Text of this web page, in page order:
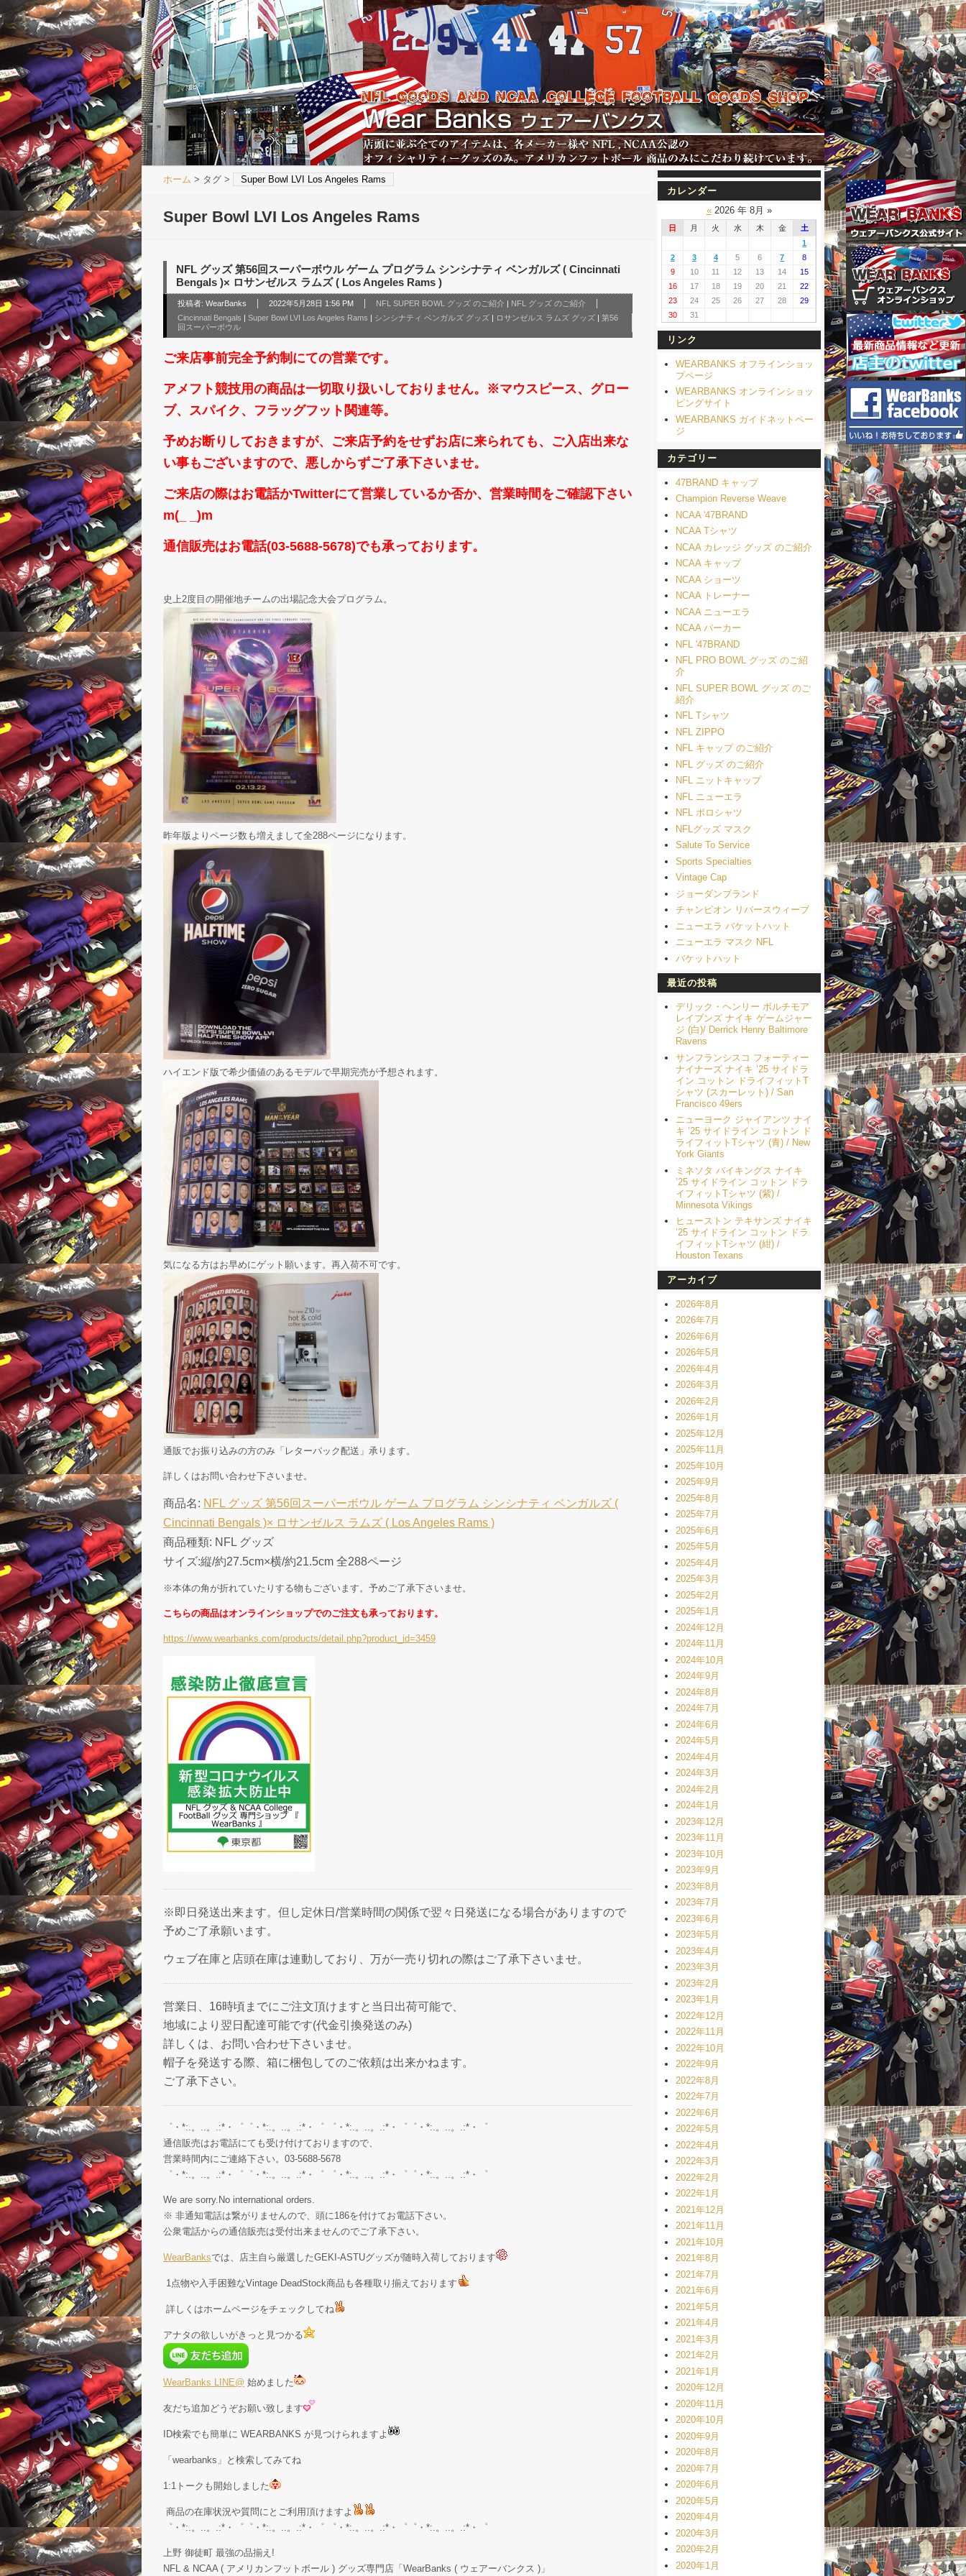
ホーム > タグ > Super Bowl LVI Los Angeles Rams
Super Bowl LVI Los Angeles Rams
NFL グッズ 第56回スーパーボウル ゲーム プログラム シンシナティ ベンガルズ ( Cincinnati
Bengals )× ロサンゼルス ラムズ ( Los Angeles Rams )
投稿者: WearBanks 2022年5月28日 1:56 PM NFL SUPER BOWL グッズ のご紹介
NFL グッズ のご紹介
Cincinnati Bengals | Super Bowl LVI Los Angeles Rams | シンシナティ ベンガルズ グッズ | ロサンゼルス ラムズ グッズ | 第56
回スーパーボウル
ご来店事前完全予約制にての営業です。
アメフト競技用の商品は一切取り扱いしておりません。※マウスピース、グロー
ブ、スパイク、フラッグフット関連等。
予めお断りしておきますが、ご来店予約をせずお店に来られても、ご入店出来な
い事もございますので、悪しからずご了承下さいませ。
ご来店の際はお電話かTwitterにて営業しているか否か、営業時間をご確認下さい
m(_ _)m
通信販売はお電話(03-5688-5678)でも承っております。
史上2度目の開催地チームの出場記念大会プログラム。
昨年版よりページ数も増えまして全288ページになります。
ハイエンド版で希少価値のあるモデルで早期完売が予想されます。
気になる方はお早めにゲット願います。再入荷不可です。
通販でお振り込みの方のみ「レターパック配送」承ります。
詳しくはお問い合わせ下さいませ。
商品名: NFL グッズ 第56回スーパーボウル ゲーム プログラム シンシナティ ベンガルズ (
Cincinnati Bengals )× ロサンゼルス ラムズ ( Los Angeles Rams )
商品種類: NFL グッズ
サイズ:縦/約27.5cm×横/約21.5cm 全288ページ
※本体の角が折れていたりする物もございます。予めご了承下さいませ。
こちらの商品はオンラインショップでのご注文も承っております。
https://www.wearbanks.com/products/detail.php?product_id=3459
※即日発送出来ます。但し定休日/営業時間の関係で翌々日発送になる場合がありますので
予めご了承願います。
ウェブ在庫と店頭在庫は連動しており、万が一売り切れの際はご了承下さいませ。
営業日、16時頃までにご注文頂けますと当日出荷可能で、
地域により翌日配達可能です(代金引換発送のみ)
詳しくは、お問い合わせ下さいませ。
帽子を発送する際、箱に梱包してのご依頼は出来かねます。
ご了承下さい。
゜・*:.。..。.:*・゜゜・*:.。..。.:*・゜ ゜・*:.。..。.:*・゜゜・*:.。..。.:*・゜
通信販売はお電話にても受け付けておりますので、
営業時間内にご連絡下さい。03-5688-5678
゜・*:.。..。.:*・゜゜・*:.。..。.:*・゜ ゜・*:.。..。.:*・゜゜・*:.。..。.:*・゜
We are sorry.No international orders.
※ 非通知電話は繋がりませんので、頭に186を付けてお電話下さい。
公衆電話からの通信販売は受付出来ませんのでご了承下さい。
WearBanksでは、店主自ら厳選したGEKI-ASTUグッズが随時入荷しております
1点物や入手困難なVintage DeadStock商品も各種取り揃えております
詳しくはホームページをチェックしてね
アナタの欲しいがきっと見つかる
WearBanks LINE@ 始めました
友だち追加どうぞお願い致します
ID検索でも簡単に WEARBANKS が見つけられますよ
「wearbanks」と検索してみてね
1:1トークも開始しました
商品の在庫状況や質問にとご利用頂けますよ
゜・*:.。..。.:*・゜゜・*:.。..。.:*・゜ ゜・*:.。..。.:*・゜゜・*:.。..。.:*・゜
上野 御徒町 最強の品揃え!
NFL & NCAA ( アメリカンフットボール ) グッズ専門店「WearBanks ( ウェアーバンクス )」
カレンダー
«2026 年 8月 »
日 月 火 水 木 金
土
1
2
3 4 5 6 7
8
9
10 11 12 13 14
15
16
17 18 19 20 21
22
23
24 25 26 27 28
29
30
31
リンク
WEARBANKS オフラインショッ
プページ
WEARBANKS オンラインショッ
ピングサイト
WEARBANKS ガイドネットペー
ジ
カテゴリー
47BRAND キャップ
Champion Reverse Weave
NCAA '47BRAND
NCAA Tシャツ
NCAA カレッジ グッズ のご紹介
NCAA キャップ
NCAA ショーツ
NCAA トレーナー
NCAA ニューエラ
NCAA パーカー
NFL '47BRAND
NFL PRO BOWL グッズ のご紹
介
NFL SUPER BOWL グッズ のご
紹介
NFL Tシャツ
NFL ZIPPO
NFL キャップ のご紹介
NFL グッズ のご紹介
NFL ニットキャップ
NFL ニューエラ
NFL ポロシャツ
NFLグッズ マスク
Salute To Service
Sports Specialties
Vintage Cap
ジョーダンブランド
チャンピオン リバースウィーブ
ニューエラ バケットハット
ニューエラ マスク NFL
バケットハット
最近の投稿
デリック・ヘンリー ボルチモア
レイブンズ ナイキ ゲームジャー
ジ (白)/ Derrick Henry Baltimore
Ravens
サンフランシスコ フォーティー
ナイナーズ ナイキ ’25 サイドラ
イン コットン ドライフィットT
シャツ (スカーレット) / San
Francisco 49ers
ニューヨーク ジャイアンツ ナイ
キ ’25 サイドライン コットン ド
ライフィットTシャツ (青) / New
York Giants
ミネソタ バイキングス ナイキ
’25 サイドライン コットン ドラ
イフィットTシャツ (紫) /
Minnesota Vikings
ヒューストン テキサンズ ナイキ
’25 サイドライン コットン ドラ
イフィットTシャツ (紺) /
Houston Texans
アーカイブ
2026年8月
2026年7月
2026年6月
2026年5月
2026年4月
2026年3月
2026年2月
2026年1月
2025年12月
2025年11月
2025年10月
2025年9月
2025年8月
2025年7月
2025年6月
2025年5月
2025年4月
2025年3月
2025年2月
2025年1月
2024年12月
2024年11月
2024年10月
2024年9月
2024年8月
2024年7月
2024年6月
2024年5月
2024年4月
2024年3月
2024年2月
2024年1月
2023年12月
2023年11月
2023年10月
2023年9月
2023年8月
2023年7月
2023年6月
2023年5月
2023年4月
2023年3月
2023年2月
2023年1月
2022年12月
2022年11月
2022年10月
2022年9月
2022年8月
2022年7月
2022年6月
2022年5月
2022年4月
2022年3月
2022年2月
2022年1月
2021年12月
2021年11月
2021年10月
2021年8月
2021年7月
2021年6月
2021年5月
2021年4月
2021年3月
2021年2月
2021年1月
2020年12月
2020年11月
2020年10月
2020年9月
2020年8月
2020年7月
2020年6月
2020年5月
2020年4月
2020年3月
2020年2月
2020年1月